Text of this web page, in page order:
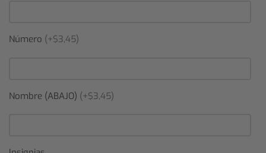
Número (+$3,45)
Nombre (ABAJO) (+$3,45)